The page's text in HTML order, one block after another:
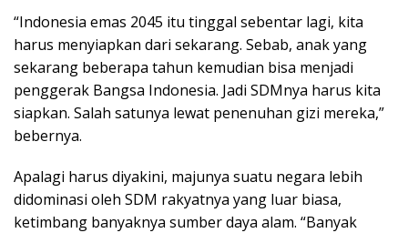
“Indonesia emas 2045 itu tinggal sebentar lagi, kita
harus menyiapkan dari sekarang. Sebab, anak yang
sekarang beberapa tahun kemudian bisa menjadi
penggerak Bangsa Indonesia. Jadi SDMnya harus kita
siapkan. Salah satunya lewat penenuhan gizi mereka,”
bebernya.
Apalagi harus diyakini, majunya suatu negara lebih
didominasi oleh SDM rakyatnya yang luar biasa,
ketimbang banyaknya sumber daya alam. “Banyak